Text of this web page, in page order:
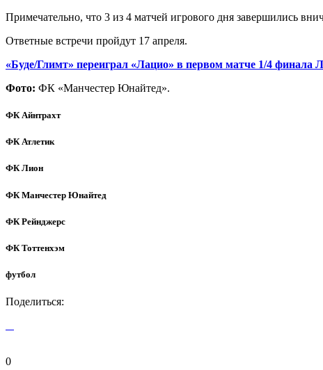
Примечательно, что 3 из 4 матчей игрового дня завершились
Ответные встречи пройдут 17 апреля.
«Буде/Глимт» переиграл «Лацио» в первом матче 1/4 финала
Фото: ФК «Манчестер Юнайтед».
ФК Айнтрахт
ФК Атлетик
ФК Лион
ФК Манчестер Юнайтед
ФК Рейнджерс
ФК Тоттенхэм
футбол
Поделиться:
0